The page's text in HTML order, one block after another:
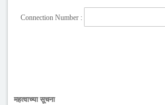
Connection Number :
महत्वाच्या सूचना